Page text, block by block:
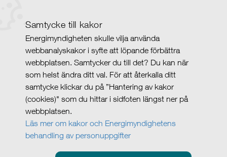
Samtycke till kakor
Energimyndigheten skulle vilja använda
webbanalyskakor i syfte att löpande förbättra
webbplatsen. Samtycker du till det? Du kan när
som helst ändra ditt val. För att återkalla ditt
samtycke klickar du på ”Hantering av kakor
(cookies)" som du hittar i sidfoten längst ner på
webbplatsen.
Läs mer om kakor och Energimyndighetens
behandling av personuppgifter